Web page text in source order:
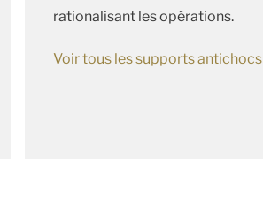
rationalisant les opérations.
Voir tous les supports antichocs